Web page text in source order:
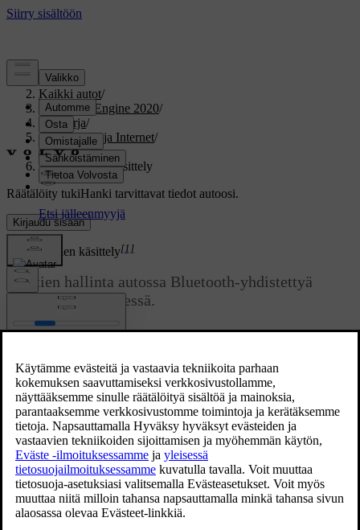
Tuki/
Kaikki autot/
V60 Twin Engine 2020/
Ohjekirja/
Ääni, media ja Internet/
Puhelin/
Tekstiviestien käsittely
Räätälöity tukiHanki tarvittavat tiedot autoosi.
Kirjaudu sisään
Päivitetty 19.03.2020
Tekstiviestien käsittely[1]
Viestien hallinta autossa Bluetooth-yhdistettyä
puhelinta käytettäessä.
yhteystietoja ja ilmoituksia autossa.
Tekstiviestien käsittely keskinäytössä
Tekstiviestit näytetään vain keskinäytössä, jos kyseinen asetus on
valittu.